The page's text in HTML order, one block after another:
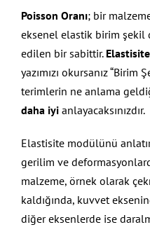
Poisson Oranı; bir
eksenel elastik birim şekil
edilen bir sabittir.
yazımızı okursanız “Birim
terimlerin ne anlama
daha iyi anlayacaksınızdır.
Elastisite modülünü
gerilim ve
malzeme, örnek olarak
kaldığında, kuvvet
diğer eksenlerde ise